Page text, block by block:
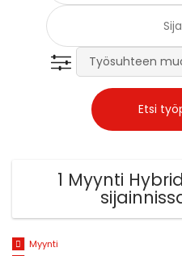
Työsuhteen
1 Myynti
Myynti